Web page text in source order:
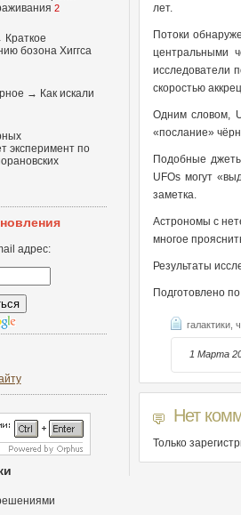
лет.
Потоки
центральными
исследователи
скоростью
Одним словом,
«послание»
Подобные
UFOs могут
заметка.
Астрономы с
многое
Результаты
Подготовлено
галактики,
1 Марта
Нет
Только
2
Краткое
бозона Хиггса
→ Как искали
эксперимент по
адрес: